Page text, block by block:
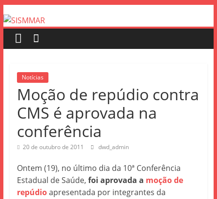
Notícias
Moção de repúdio contra
CMS é aprovada na
conferência
20 de outubro de 2011 dwd_admin
Ontem (19), no último dia da 10ª Conferência
Estadual de Saúde, foi aprovada a moção de
repúdioapresentada por integrantes da